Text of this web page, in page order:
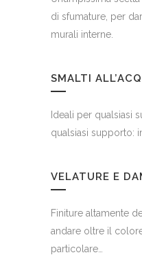
di sfumature, per
murali interne.
SMALTI
Ideali per qualsiasi
qualsiasi supporto:
VELATURE E
Finiture altamente
andare oltre il
particolare…